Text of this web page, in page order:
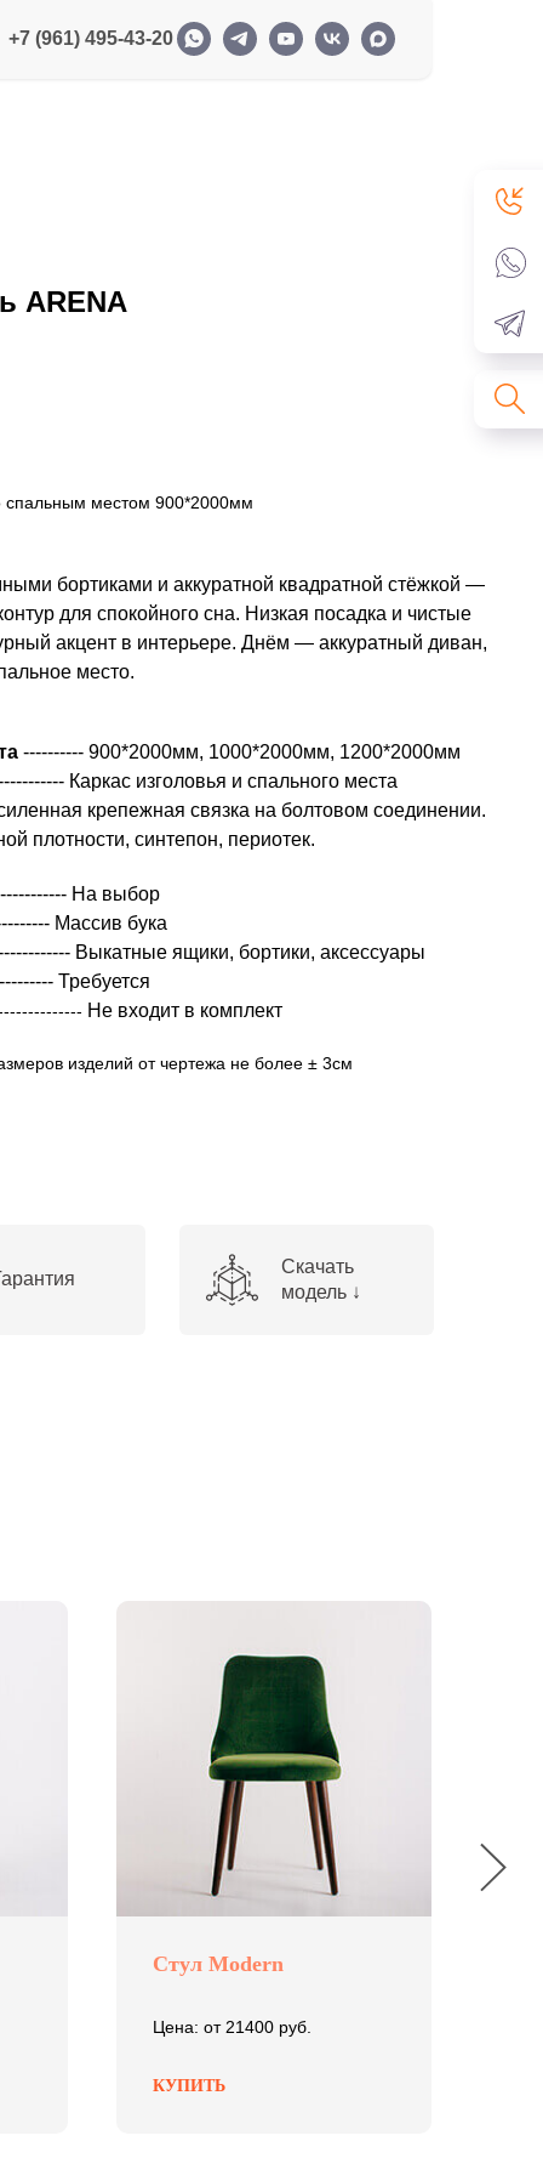
+7 (961) 495-43-20
ARENA
спальным местом 900*2000мм
бортиками и аккуратной квадратной стёжкой —
для спокойного сна. Низкая посадка и чистые
акцент в интерьере. Днём — аккуратный диван,
место.
---------- 900*2000мм, 1000*2000мм, 1200*2000мм
Каркас изголовья и спального места
крепежная связка на болтовом соединении.
плотности, синтепон, периотек.
На выбор
Массив бука
Выкатные ящики, бортики, аксессуары
Требуется
Не входит в комплект
изделий от чертежа не более ± 3см
Скачать
модель ↓
Стул Modern
Цена: от 21400 руб.
КУПИТЬ